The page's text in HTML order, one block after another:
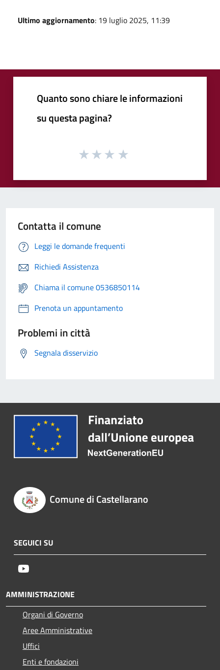
Ultimo aggiornamento: 19 luglio 2025, 11:39
Quanto sono chiare le informazioni
su questa pagina?
Contatta il comune
Leggi le domande frequenti
Richiedi Assistenza
Chiama il comune 0536850114
Prenota un appuntamento
Problemi in città
Segnala disservizio
Comune di Castellarano
SEGUICI SU
AMMINISTRAZIONE
Organi di Governo
Aree Amministrative
Uffici
Enti e fondazioni